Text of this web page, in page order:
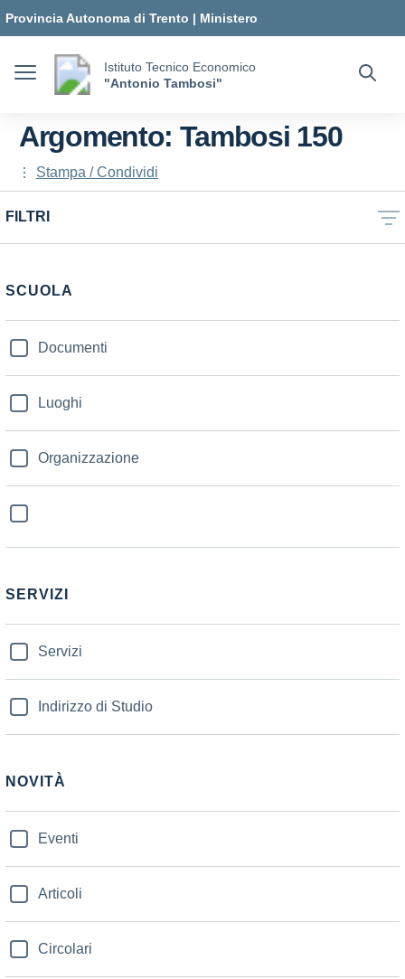
Provincia Autonoma di Trento | Ministero
dell'Istruzione e del Merito
Istituto Tecnico Economico
"Antonio Tambosi"
Argomento: Tambosi 150
Stampa / Condividi
FILTRI
SCUOLA
Documenti
Luoghi
Organizzazione
SERVIZI
Servizi
Indirizzo di Studio
NOVITÀ
Eventi
Articoli
Circolari